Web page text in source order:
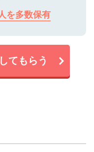
を多数保有
てもらう